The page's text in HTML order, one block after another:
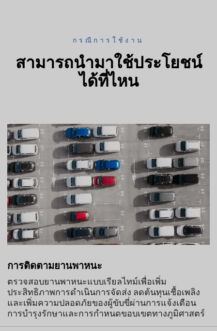
กรณีการใช้งาน
สามารถนำมาใช้ประโยชน์
ได้ที่ไหน
การติดตามยานพาหนะ
ตรวจสอบยานพาหนะแบบเรียลไทม์เพื่อเพิ่ม
ประสิทธิภาพการดำเนินการจัดส่ง ลดต้นทุนเชื้อเพลิง
และเพิ่มความปลอดภัยของผู้ขับขี่ผ่านการแจ้งเตือน
การบำรุงรักษาและการกำหนดขอบเขตทางภูมิศาสตร์